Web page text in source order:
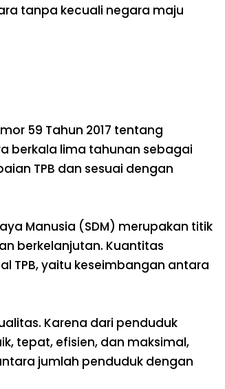
tanpa kecuali negara maju
59 Tahun 2017 tentang
berkala lima tahunan sebagai
TPB dan sesuai dengan
Manusia (SDM) merupakan titik
berkelanjutan. Kuantitas
TPB, yaitu keseimbangan antara
Karena dari penduduk
tepat, efisien, dan maksimal,
jumlah penduduk dengan